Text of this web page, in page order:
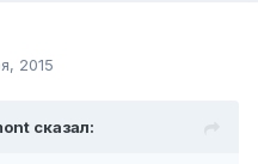
2015
сказал: